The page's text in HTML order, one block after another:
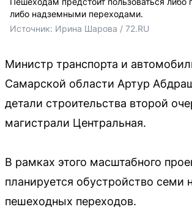
либо надземными переходами.
Источник: Ирина Шарова / 72.RU
Министр транспорта и
Самарской области Артур
детали строительства второй
магистрали Центральная.
В рамках этого масштабного
планируется обустройство семи
пешеходных переходов.